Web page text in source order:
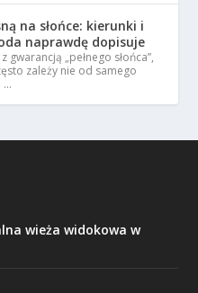
na słońce: kierunki i
naprawdę dopisuje
gwarancją „pełnego słońca”,
zależy nie od samego
…
wieża widokowa w